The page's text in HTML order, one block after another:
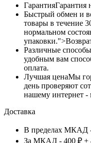
ГарантияГарантия
Быстрый обмен и
товары в течение
нормальном
Различные
удобным вам
оплата.
Лучшая ценаМы
день проверяют
нашему интернет -
Доставка
В пределах МКАД
За МКАД - 400 ₽ +